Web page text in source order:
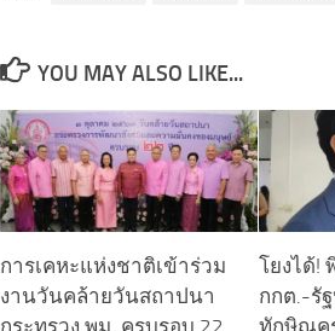
YOU MAY ALSO LIKE...
การเคหะแห่งชาติเข้าร่วม
งานวันคล้ายวันสถาปนา
กระทรวง พม. ครบรอบ 22
โยงได้!
กกต.-รั
ทักษิณค